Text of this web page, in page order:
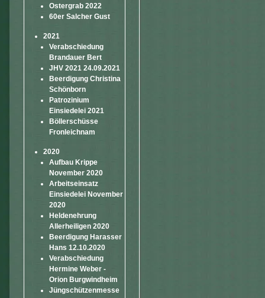
Ostergrab 2022
60er Salcher Gust
2021
Verabschiedung
Brandauer Bert
JHV 2021 24.09.2021
Beerdigung Christina
Schönborn
Patrozinium
Einsiedelei 2021
Böllerschüsse
Fronleichnam
2020
Aufbau Krippe
November 2020
Arbeitseinsatz
Einsiedelei November
2020
Heldenehrung
Allerheiligen 2020
Beerdigung Harasser
Hans 12.10.2020
Verabschiedung
Hermine Weber -
Orion Burgwindheim
Jüngschützenmesse